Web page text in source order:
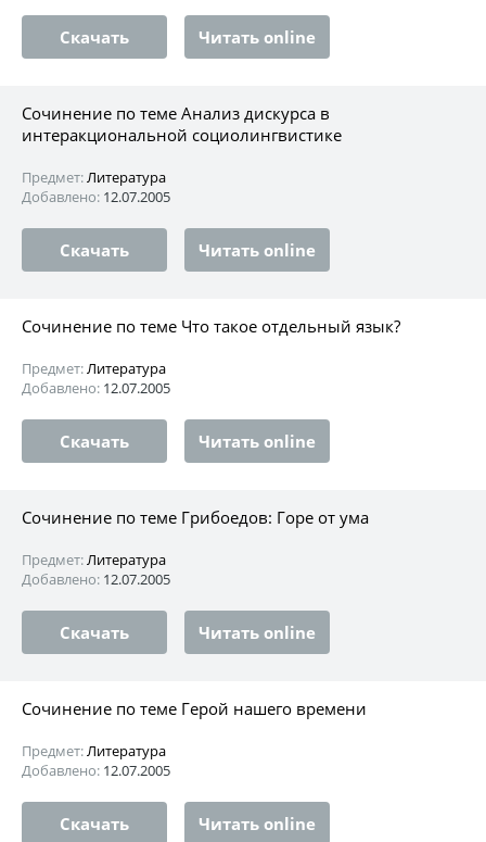
Скачать Читать online
Сочинение по теме Анализ дискурса в
интеракциональной социолингвистике
Предмет:Литература
Добавлено: 12.07.2005
Скачать Читать online
Сочинение по теме Что такое отдельный язык?
Предмет:Литература
Добавлено: 12.07.2005
Скачать Читать online
Сочинение по теме Грибоедов: Горе от ума
Предмет:Литература
Добавлено: 12.07.2005
Скачать Читать online
Сочинение по теме Герой нашего времени
Предмет:Литература
Добавлено: 12.07.2005
Скачать Читать online